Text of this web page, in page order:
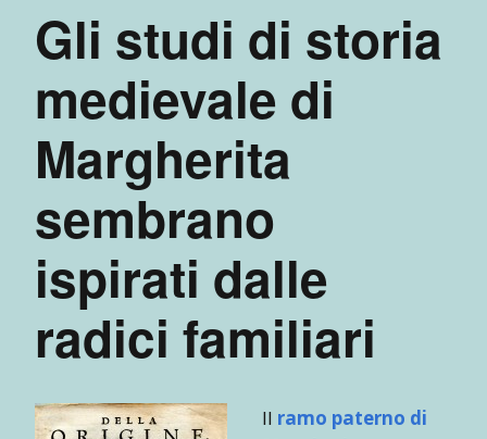
Gli studi di storia
medievale di
Margherita
sembrano
ispirati dalle
radici familiari
Il ramo paterno di